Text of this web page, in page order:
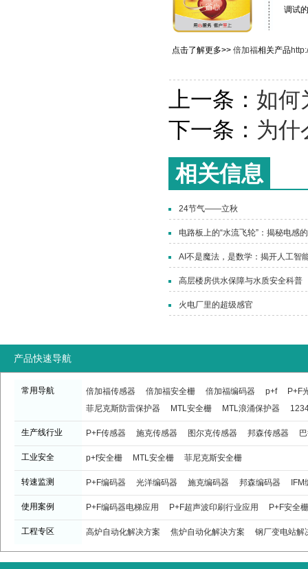
调试
点击了解更多>> 倍加福相关产品
上一条： 如何
下一条： 为什
相关信息
24节气——立秋
电路板上的“水流飞轮”：揭秘电感
AI不是魔法，是数学：揭开人工智
高层楼房供水保障与水质安全科普
火电厂里的超级感官
产品快速导航
常用导航 倍加福传感器 倍加福安全栅 倍加福编码器 p+f
P+F
菲尼克斯防雷保护器
MTL安全栅 MTL浪涌保护器
生产线行业 P+F传感器 施克传感器 图尔克传感器 邦森传感器
工业安全 p+f安全栅 MTL安全栅 菲尼克斯安全栅
转速监测 P+F编码器 光洋编码器 施克编码器 邦森编码器
使用案例 P+F编码器电梯应用 P+F超声波印刷行业应用 P+F安全
工程专区 高炉自动化解决方案 焦炉自动化解决方案 钢厂变电站解